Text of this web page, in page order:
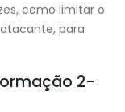
como limitar o
para
2-